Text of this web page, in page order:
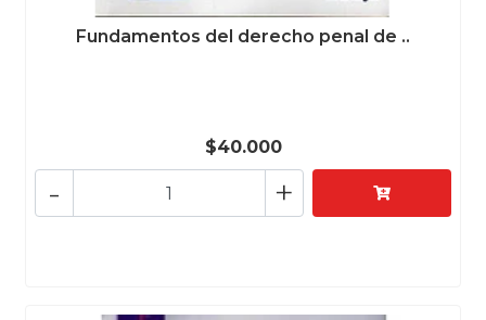
Fundamentos del derecho penal de ..
$40.000
+
-